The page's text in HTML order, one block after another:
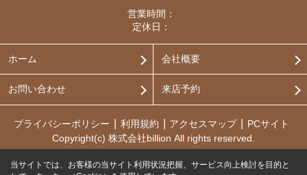
営業時間：
定休日：
ホーム 会社概要
お問い合わせ 来店予約
プライバシーポリシー 利用規約 アクセスマップ
PCサイト
Copyright(c) 株式会社billion All rights reserved.
当サイトでは、お客様の当サイト利用状況把握、サービス向上検討を目的と